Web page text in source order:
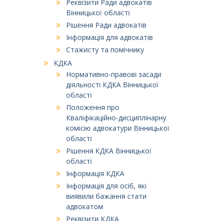
Реквізити Ради адвокатів
Вінницької області
Рішення Ради адвокатів
Інформація для адвокатів
Стажисту та помічнику
КДКА
Нормативно-правові засади
діяльності КДКА Вінницької
області
Положення про
Кваліфікаційно-дисциплінарну
комісію адвокатури Вінницької
області
Рішення КДКА Вінницької
області
Інформація КДКА
Інформація для осіб, які
виявили бажання стати
адвокатом
Реквізити КДКА